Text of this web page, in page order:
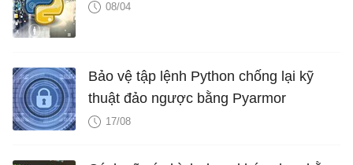
08/04
Bảo vệ tập lệnh Python chống lại kỹ
thuật đảo ngược bằng Pyarmor
17/08